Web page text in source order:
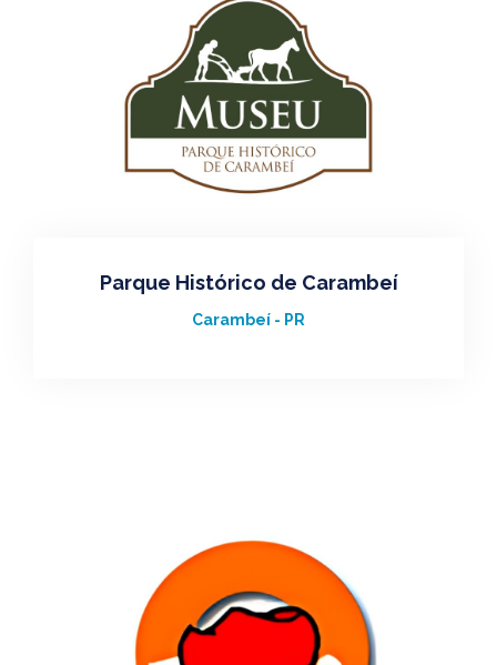
Parque Histórico de Carambeí
Carambeí - PR